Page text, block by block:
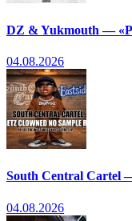
DZ & Yukmouth —
04.08.2026
South Central Cartel
04.08.2026